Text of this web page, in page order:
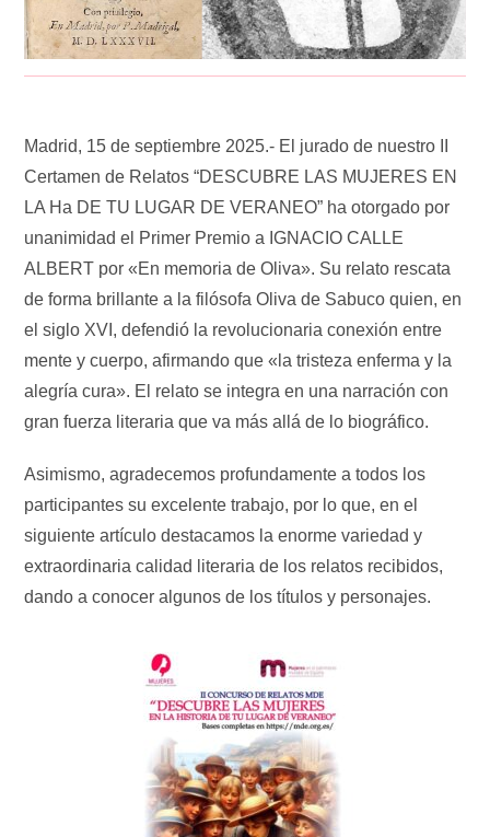
Madrid, 15 de septiembre 2025.- El jurado de nuestro II
Certamen de Relatos “DESCUBRE LAS MUJERES EN
LA Ha DE TU LUGAR DE VERANEO” ha otorgado por
unanimidad el Primer Premio a IGNACIO CALLE
ALBERT por «En memoria de Oliva». Su relato rescata
de forma brillante a la filósofa Oliva de Sabuco quien, en
el siglo XVI, defendió la revolucionaria conexión entre
mente y cuerpo, afirmando que «la tristeza enferma y la
alegría cura». El relato se integra en una narración con
gran fuerza literaria que va más allá de lo biográfico.
Asimismo, agradecemos profundamente a todos los
participantes su excelente trabajo, por lo que, en el
siguiente artículo destacamos la enorme variedad y
extraordinaria calidad literaria de los relatos recibidos,
dando a conocer algunos de los títulos y personajes.